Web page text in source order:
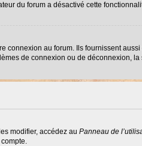
du forum a désactivé cette
connexion au forum. Ils fournissent
de connexion ou de déconnexion,
modifier, accédez au Panneau de